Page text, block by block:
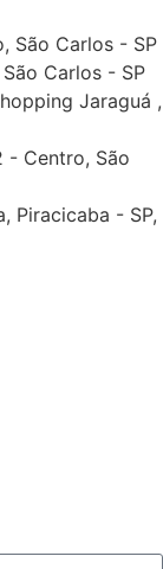
São Carlos - SP
Carlos - SP
Jaraguá ,
- Centro, São
Piracicaba - SP,